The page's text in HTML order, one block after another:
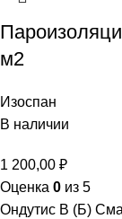
м2
Изоспан
В наличии
1 200,00 ₽
Оценка 0 из 5
Ондутис В (Б)